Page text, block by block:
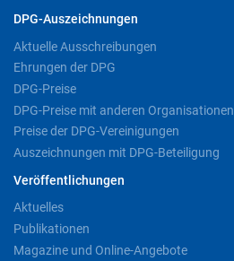
DPG-Auszeichnungen
Aktuelle Ausschreibungen
Ehrungen der DPG
DPG-Preise
DPG-Preise mit anderen Organisationen
Preise der DPG-Vereinigungen
Auszeichnungen mit DPG-Beteiligung
Veröffentlichungen
Aktuelles
Publikationen
Magazine und Online-Angebote